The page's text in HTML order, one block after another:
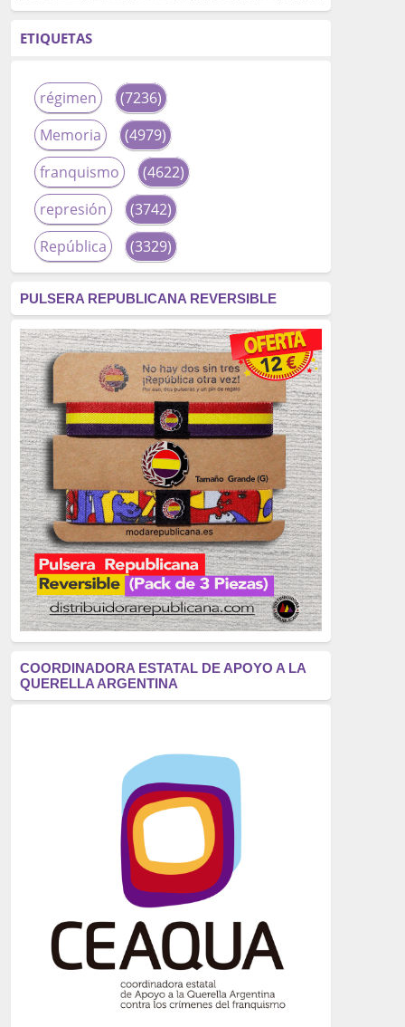
ETIQUETAS
régimen
(7236)
Memoria
(4979)
franquismo
(4622)
represión
(3742)
República
(3329)
fascismo
(2677)
tardofranquismo
(2320)
Actualidad
(2319)
monarquía
(2253)
borbones
(2176)
Cultura
(2163)
Guerra
(1674)
genocidio
(1234)
mujer
(1070)
Eventos
(914)
Crímenes del franquismo
(721)
(699)
(607)
neofranquismo
(567)
Justicia Universal
Derechos Humanos
(522)
Nacionalcatolicismo
(514)
PULSERA REPUBLICANA REVERSIBLE
COORDINADORA ESTATAL DE APOYO A LA
QUERELLA ARGENTINA